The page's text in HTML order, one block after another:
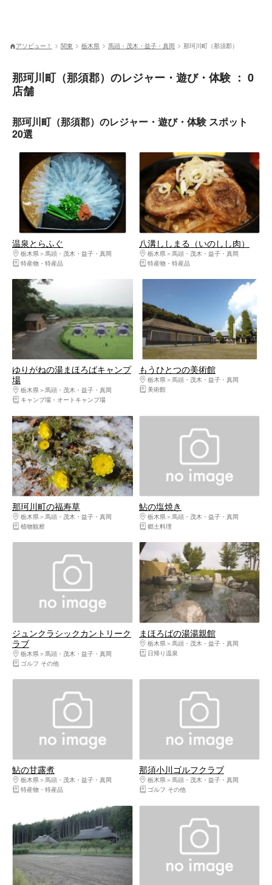
アソビュー！ 関東 栃木県 馬頭・茂木・益子・真岡 那珂川町（那須郡）
那珂川町（那須郡）のレジャー・遊び・体験 ： 0
店舗
那珂川町（那須郡）のレジャー・遊び・体験 スポット
20選
温泉とらふぐ
栃木県
馬頭・茂木・益子・真岡
特産物・特産品
八溝ししまる（いのしし肉）
栃木県
馬頭・茂木・益子・真岡
特産物・特産品
ゆりがねの湯まほろばキャンプ
場
栃木県
馬頭・茂木・益子・真岡
キャンプ場・オートキャンプ場
もうひとつの美術館
栃木県
馬頭・茂木・益子・真岡
美術館
那珂川町の福寿草
栃木県
馬頭・茂木・益子・真岡
植物観察
鮎の塩焼き
栃木県
馬頭・茂木・益子・真岡
郷土料理
ジュンクラシックカントリーク
ラブ
栃木県
馬頭・茂木・益子・真岡
ゴルフ その他
まほろばの湯湯親館
栃木県
馬頭・茂木・益子・真岡
日帰り温泉
鮎の甘露煮
栃木県
馬頭・茂木・益子・真岡
特産物・特産品
那須小川ゴルフクラブ
栃木県
馬頭・茂木・益子・真岡
ゴルフ その他